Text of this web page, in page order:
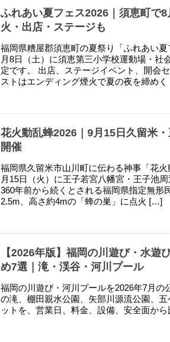
ふれあい夏フェス2026｜須恵町で
火・出店・ステージも
福岡県糟屋郡須恵町の夏祭り「ふれあい
月8日（土）に須恵第三小学校運動場・社
定です。 出店、ステージイベント、開会
ストはエンディング煙火で夏の夜を締め
花火動乱蜂2026｜9月15日久留米
開催
福岡県久留米市山川町に伝わる神事「花
月15日（火）に王子若宮八幡宮・王子池
360年前から続くとされる福岡県指定無形
2.5m、高さ約4mの「蜂の巣」に点火 […]
【2026年版】福岡の川遊び・水遊
め7選｜滝・渓谷・河川プール
福岡の川遊び・河川プールを2026年7月の
の滝、棚田親水公園、矢部川源流公園、
ットを、営業日、料金、設備、安全面から